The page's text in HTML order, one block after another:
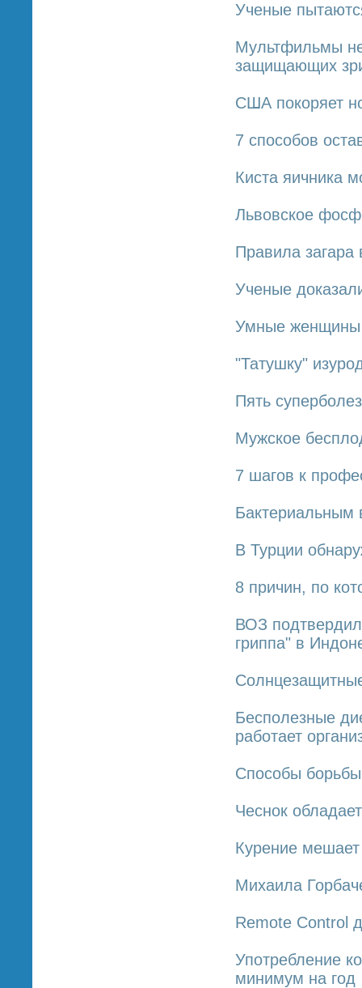
Ученые
Мультфильмы
защищающих
США покоряет
7 способов
Киста яичника
Львовское
Правила загара
Ученые
Умные женщины
"Татушку"
Пять
Мужское
7 шагов к
Бактериальным
В Турции
8 причин, по
ВОЗ
гриппа" в
Бесполезные
работает
Способы борьбы
Чеснок
Курение
Михаила
Remote Control
Употребление
минимум на год